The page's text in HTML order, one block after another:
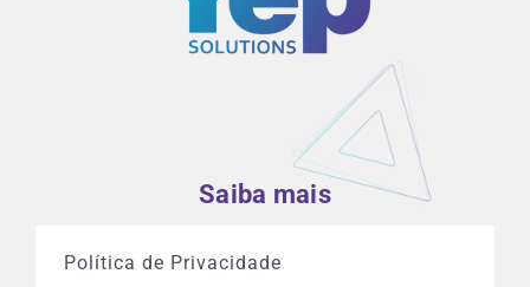
Saiba mais
Política de Privacidade